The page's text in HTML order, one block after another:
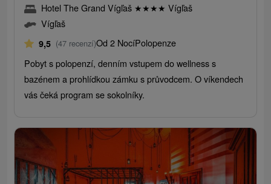
Hotel The Grand Vígľaš ★★★★ Vígľaš
Vígľaš
9,5 (47 recenzí)Od 2 NocíPolopenze
Pobyt s polopenzí, denním vstupem do wellness s
bazénem a prohlídkou zámku s průvodcem. O víkendech
vás čeká program se sokolníky.